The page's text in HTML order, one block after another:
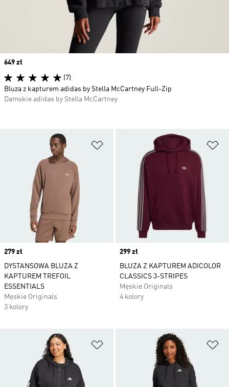
Dodaj do listy życzeń
Price
279 zł
DYSTANSOWA BLUZA Z
KAPTUREM TREFOIL
ESSENTIALS
Męskie Originals
3 kolory
Price
299 zł
BLUZA Z KAPTUREM ADICOLOR
CLASSICS 3-STRIPES
Męskie Originals
4 kolory
Dodaj do listy życzeń
Price
649 zł
(7)
Bluza z kapturem adidas by Stella McCartney Full-Zip
Damskie adidas by Stella McCartney